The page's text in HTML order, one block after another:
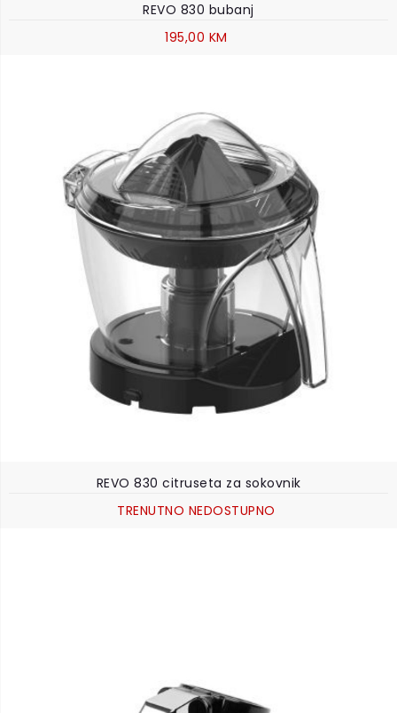
REVO 830 bubanj
195,00 KM
REVO 830 citruseta za sokovnik
TRENUTNO NEDOSTUPNO